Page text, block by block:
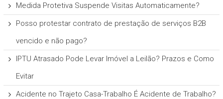
Medida Protetiva Suspende Visitas Automaticamente?
Posso protestar contrato de prestação de serviços B2B
vencido e não pago?
IPTU Atrasado Pode Levar Imóvel a Leilão? Prazos e Como
Evitar
Acidente no Trajeto Casa-Trabalho É Acidente de Trabalho?